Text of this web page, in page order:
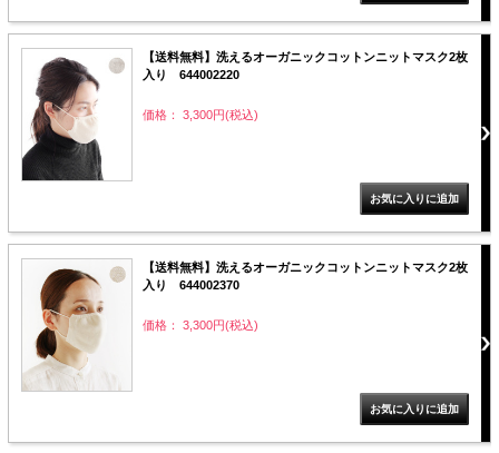
【送料無料】洗えるオーガニックコットンニットマスク2枚
入り 644002220
価格： 3,300円(税込)
【送料無料】洗えるオーガニックコットンニットマスク2枚
入り 644002370
価格： 3,300円(税込)